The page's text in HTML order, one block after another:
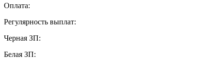
Оплата:
Регулярность выплат:
Черная ЗП:
Белая ЗП: